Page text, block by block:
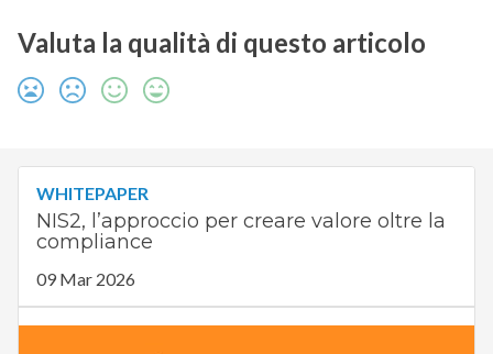
Valuta la qualità di questo articolo
WHITEPAPER
NIS2, l’approccio per creare valore oltre la
compliance
09 Mar 2026